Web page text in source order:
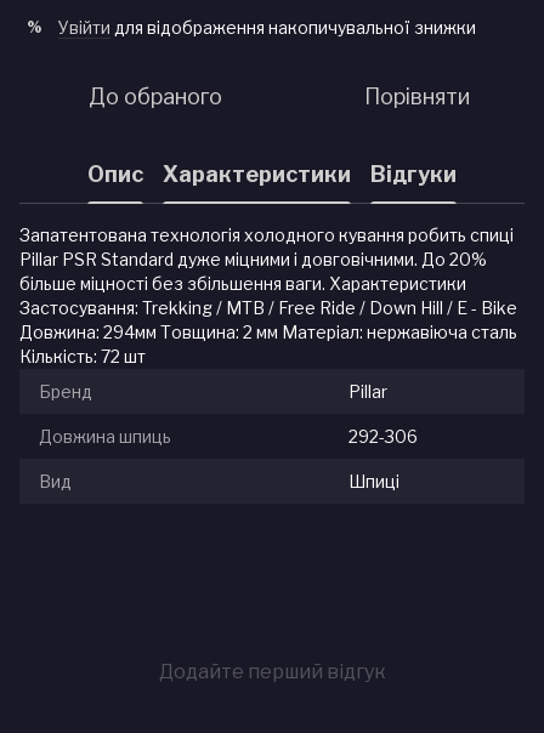
% Увійти для відображення накопичувальної знижки
До обраного Порівняти
Опис Характеристики Відгуки
Запатентована технологія холодного кування робить спиці
Pillar PSR Standard дуже міцними і довговічними. До 20%
більше міцності без збільшення ваги. Характеристики
Застосування: Trekking / MTB / Free Ride / Down Hill / E - Bike
Довжина: 294мм Товщина: 2 мм Матеріал: нержавіюча сталь
Кількість: 72 шт
Бренд
Pillar
Довжина шпиць 292-306
Вид Шпиці
Додайте перший відгук